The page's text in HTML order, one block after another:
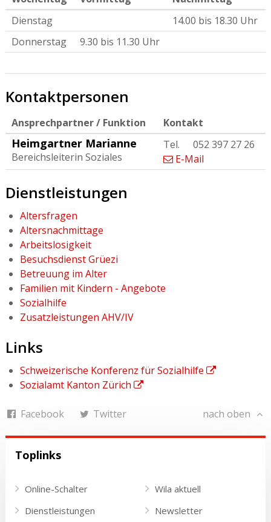
Dienstag
14.00 bis 18.30 Uhr
Donnerstag
9.30 bis 11.30 Uhr
Kontaktpersonen
Ansprechpartner / Funktion Kontakt
Heimgartner Marianne
Bereichsleiterin Soziales
Tel.
052 397 27 26
E-Mail
Dienstleistungen
Altersfragen
Altersnachmittage
Arbeitslosigkeit
Besuchsdienst Grüezi
Betreuung im Alter
Familien mit Kindern - Angebote
Sozialhilfe
Zusatzleistungen AHV/IV
Links
Schweizerische Konferenz für Sozialhilfe
Sozialamt Kanton Zürich
Facebook Twitter nach oben
Toplinks
Online-Schalter
Dienstleistungen
Wila aktuell
Newsletter